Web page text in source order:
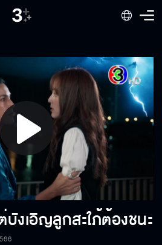
งเอิญลูกสะใภ้ต้องชนะ
มาดามนวลขู่ภา
คิดจะเล่นจุดอ่อนพี่ มันไม่ง่ายนะ
หาคำตอบเอง
แบ่งเศษบุญให้เธอด้วยนะ
เก่งที่ใช้ความสามารถในทางที่ดี